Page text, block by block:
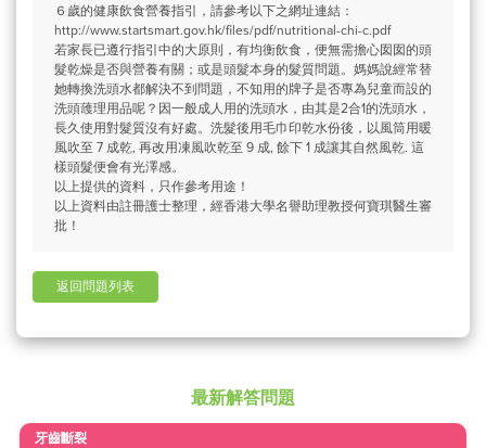
６歲的健康飲食營養指引，請參考以下之網址連結：
http://www.startsmart.gov.hk/files/pdf/nutritional-chi-c.pdf
若家長已遵行指引中的大原則，有均衡飲食，便無需擔心囡囡的頭
髮乾燥是否與營養有關；或是頭髮本身的髮質問題。媽媽說經常替
她轉換洗頭水都解決不到問題，不知用的牌子是否專為兒童而設的
洗頭䕶理用品呢？因一般成人用的洗頭水，由其是2合1的洗頭水，
長久使用對髮質沒有好處。洗髮後用毛巾印乾水份後，以風筒用暖
風吹至 7 成乾, 再改用凍風吹乾至 9 成, 餘下 1 成讓其自然風乾. 這
樣頭髮便會有光澤感。
以上提供的資料，只作參考用途！
以上資料由註冊護士整理，經香港大學名譽助理教授何寶琪醫生審
批！
返回問題列表
最新解答問題
牙齒斷裂